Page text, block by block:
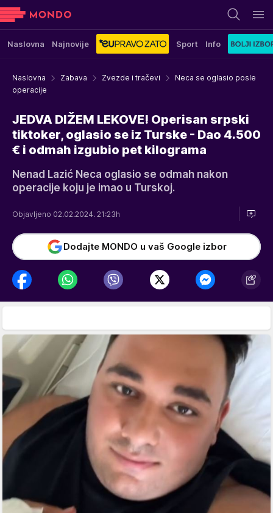
Naslovna Najnovije Sport Info
Naslovna Zabava Zvezde i tračevi
Neca se oglasio posle
operacije
JEDVA DIŽEM LEKOVE! Operisan srpski
tiktoker, oglasio se iz Turske - Dao 4.500
€ i odmah izgubio pet kilograma
Nenad Lazić Neca oglasio se odmah nakon
operacije koju je imao u Turskoj.
Objavljeno 02.02.2024. 21:23h
Dodajte MONDO u vaš Google izbor